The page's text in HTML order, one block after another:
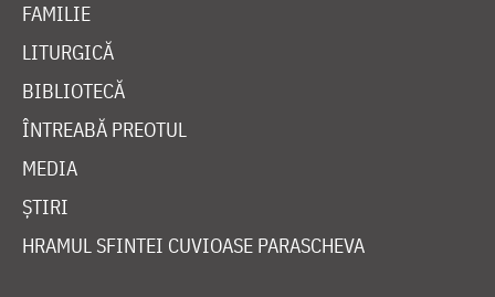
FAMILIE
LITURGICĂ
BIBLIOTECĂ
ÎNTREABĂ PREOTUL
MEDIA
ȘTIRI
HRAMUL SFINTEI CUVIOASE PARASCHEVA